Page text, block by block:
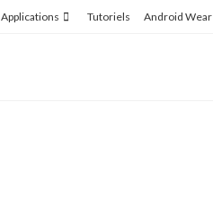
Applications Tutoriels Android Wear